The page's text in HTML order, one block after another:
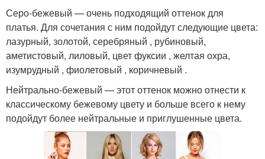
Серо-бежевый — очень подходящий оттенок для
платья. Для сочетания с ним подойдут следующие цвета:
лазурный, золотой, серебряный , рубиновый,
аметистовый, лиловый, цвет фуксии , желтая охра,
изумрудный , фиолетовый , коричневый .
Нейтрально-бежевый — этот оттенок можно отнести к
классическому бежевому цвету и больше всего к нему
подойдут более нейтральные и приглушенные цвета.